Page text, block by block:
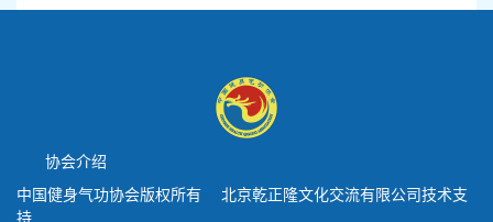
协会介绍
中国健身气功协会版权所有 北京乾正隆文化交流有限公司技术支
持